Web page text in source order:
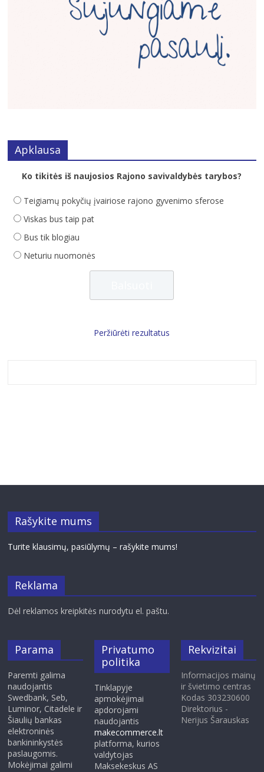
Apklausa
Ko tikitės iš naujosios Rajono savivaldybės tarybos?
Teigiamų pokyčių įvairiose rajono gyvenimo sferose
Viskas bus taip pat
Bus tik blogiau
Neturiu nuomonės
Peržiūrėti rezultatus
Rašykite mums
Turite klausimų, pasiūlymų – rašykite mums!
Reklama
Dėl reklamos kreipkitės nurodytu el. paštu.
Parama
Paremti galima
naudojantis
Swedbank, Seb,
Luminor, Citadele ir
Šiaulių bankas
elektroninės
bankininkystės
paslaugomis.
Mokėjimai galimi
Privatumo
politika
Tinklapyje
apmokėjimai
apdorojami
naudojantis
makecommerce.lt
platforma, kurios
valdytojas
Maksekeskus AS
Rekvizitai
Informacijos mainų
ir švietimo centras
Kodas 303230600
Direktorius -
Nerijus Šarauskas